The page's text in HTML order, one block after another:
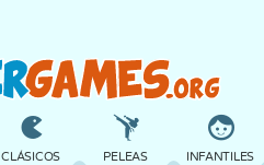
CLÁSICOS PELEAS INFANTILES